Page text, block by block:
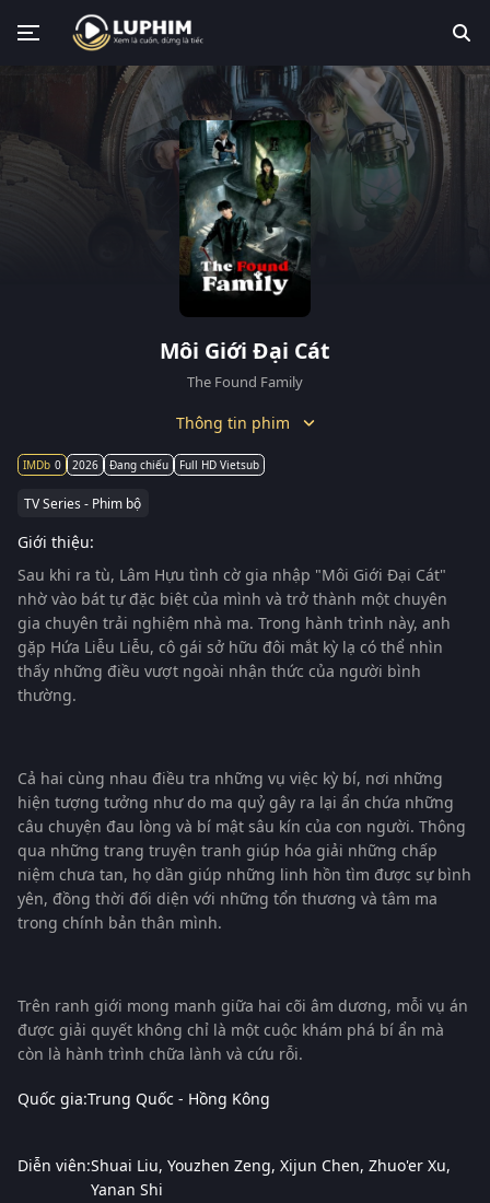
Môi Giới Đại Cát
The Found Family
Thông tin phim
0 2026 Đang chiếu Full HD Vietsub
TV Series - Phim bộ
Giới thiệu:
Sau khi ra tù, Lâm Hựu tình cờ gia nhập "Môi Giới Đại Cát"
nhờ vào bát tự đặc biệt của mình và trở thành một chuyên
gia chuyên trải nghiệm nhà ma. Trong hành trình này, anh
gặp Hứa Liễu Liễu, cô gái sở hữu đôi mắt kỳ lạ có thể nhìn
thấy những điều vượt ngoài nhận thức của người bình
thường.
Cả hai cùng nhau điều tra những vụ việc kỳ bí, nơi những
hiện tượng tưởng như do ma quỷ gây ra lại ẩn chứa những
câu chuyện đau lòng và bí mật sâu kín của con người. Thông
qua những trang truyện tranh giúp hóa giải những chấp
niệm chưa tan, họ dần giúp những linh hồn tìm được sự bình
yên, đồng thời đối diện với những tổn thương và tâm ma
trong chính bản thân mình.
Trên ranh giới mong manh giữa hai cõi âm dương, mỗi vụ án
được giải quyết không chỉ là một cuộc khám phá bí ẩn mà
còn là hành trình chữa lành và cứu rỗi.
Quốc gia:Trung Quốc - Hồng Kông
Diễn viên:Shuai Liu Youzhen Zeng Xijun Chen Zhuo'er Xu
Yanan Shi